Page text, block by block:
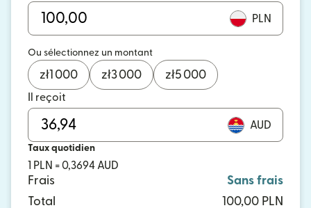
PLN
Ou sélectionnez un montant
zł1 000 zł3 000 zł5 000
Il reçoit
AUD
Taux quotidien
1 PLN = 0,3694 AUD
Frais
Sans frais
Total
100,00 PLN